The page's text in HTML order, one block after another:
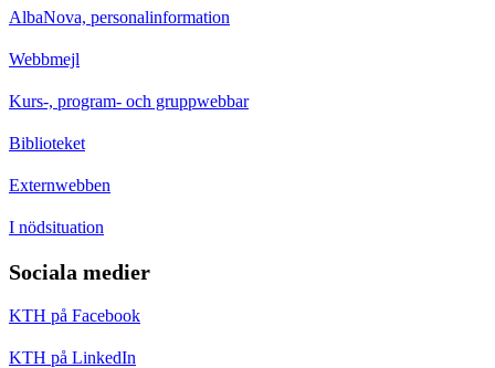
AlbaNova, personalinformation
Webbmejl
Kurs-, program- och gruppwebbar
Biblioteket
Externwebben
I nödsituation
Sociala medier
KTH på Facebook
KTH på LinkedIn